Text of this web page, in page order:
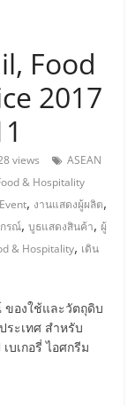
Food
2017
views
ASEAN
& Hospitality
, งานแสดงผู้ผลิต,
รณ์,บูธแสดงสินค้า,ผู้
& Hospitality, เดิน
องใช้และวัตถุดิบ
ระเทศ สำหรับ
บเกอรี่ ไอศกรีม